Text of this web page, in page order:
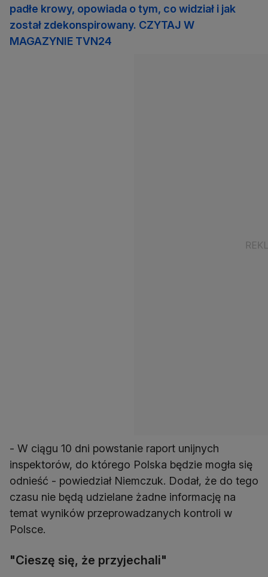
padłe krowy, opowiada o tym, co widział i jak
został zdekonspirowany. CZYTAJ W
MAGAZYNIE TVN24
- W ciągu 10 dni powstanie raport unijnych
inspektorów, do którego Polska będzie mogła się
odnieść - powiedział Niemczuk. Dodał, że do tego
czasu nie będą udzielane żadne informację na
temat wyników przeprowadzanych kontroli w
Polsce.
"Cieszę się, że przyjechali"